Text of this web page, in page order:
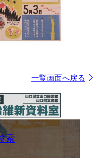
一覧画面へ戻る
索